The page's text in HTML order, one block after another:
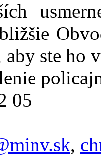
aby ste ho
05
,